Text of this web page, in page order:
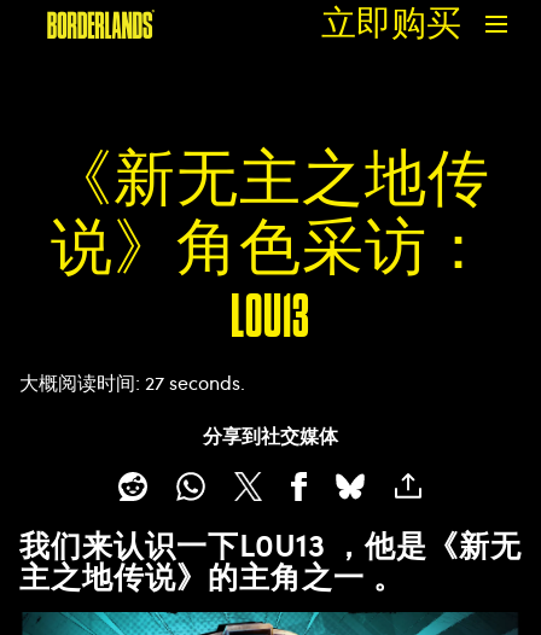
立即购买
《新无主之地传
说》角色采访：
L0U13
大概阅读时间 27 seconds
分享到社交媒体
我们来认识一下L0U13 ，他是《新无
主之地传说》的主角之一 。